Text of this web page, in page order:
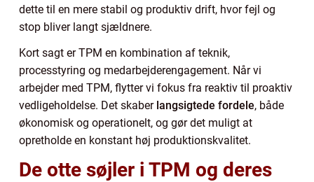
dette til en mere stabil og produktiv drift, hvor fejl og
stop bliver langt sjældnere.
Kort sagt er TPM en kombination af teknik,
processtyring og medarbejderengagement. Når vi
arbejder med TPM, flytter vi fokus fra reaktiv til proaktiv
vedligeholdelse. Det skaber langsigtede fordele, både
økonomisk og operationelt, og gør det muligt at
opretholde en konstant høj produktionskvalitet.
De otte søjler i TPM og deres